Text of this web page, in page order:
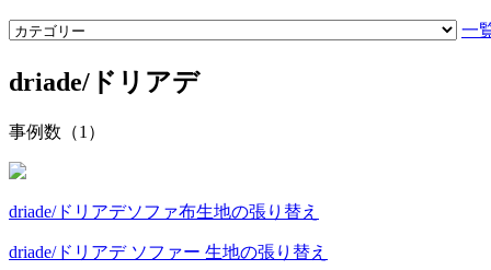
一
driade/ドリアデ
事例数（1）
driade/ドリアデソファ布生地の張り替え
driade/ドリアデ ソファー 生地の張り替え